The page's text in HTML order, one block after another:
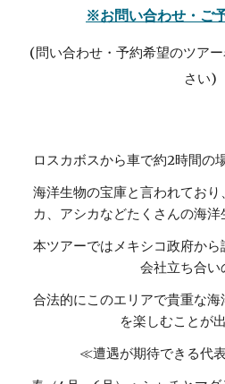
※お問い合わせ・ご
(問い合わせ・予約希望のツア
さい)
ロスカボスから車で約2時間の
海洋生物の宝庫と言われてお
カ、アシカなどたくさんの海洋
本ツアーではメキシコ政府か
会社立ち合い
合法的にこのエリアで貴重な
を楽しむことが
≪遭遇が期待できる代